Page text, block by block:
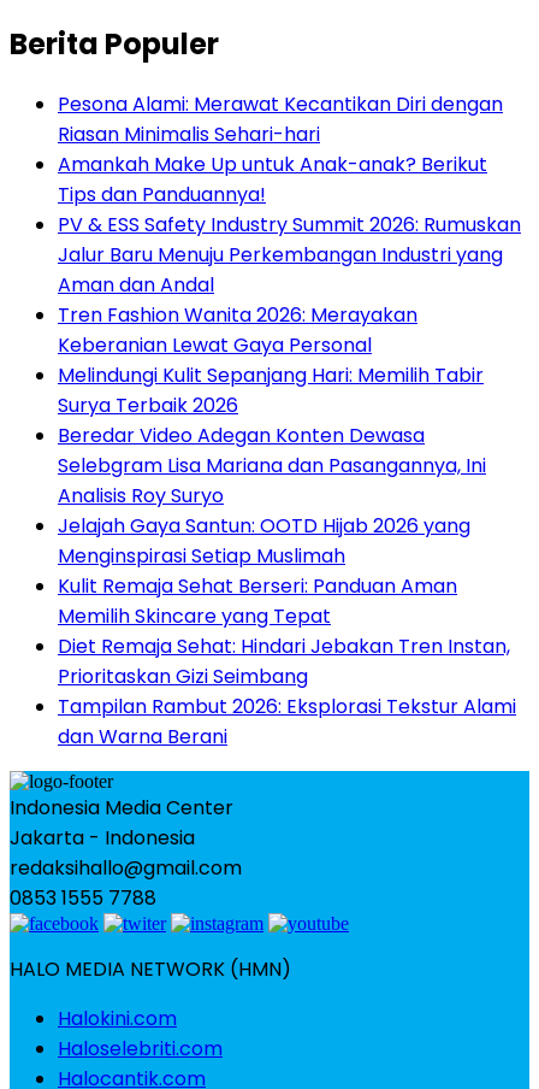
Berita Populer
Pesona Alami: Merawat Kecantikan Diri dengan
Riasan Minimalis Sehari-hari
Amankah Make Up untuk Anak-anak? Berikut
Tips dan Panduannya!
PV & ESS Safety Industry Summit 2026: Rumuskan
Jalur Baru Menuju Perkembangan Industri yang
Aman dan Andal
Tren Fashion Wanita 2026: Merayakan
Keberanian Lewat Gaya Personal
Melindungi Kulit Sepanjang Hari: Memilih Tabir
Surya Terbaik 2026
Beredar Video Adegan Konten Dewasa
Selebgram Lisa Mariana dan Pasangannya, Ini
Analisis Roy Suryo
Jelajah Gaya Santun: OOTD Hijab 2026 yang
Menginspirasi Setiap Muslimah
Kulit Remaja Sehat Berseri: Panduan Aman
Memilih Skincare yang Tepat
Diet Remaja Sehat: Hindari Jebakan Tren Instan,
Prioritaskan Gizi Seimbang
Tampilan Rambut 2026: Eksplorasi Tekstur Alami
dan Warna Berani
Indonesia Media Center
Jakarta - Indonesia
redaksihallo@gmail.com
0853 1555 7788
HALO MEDIA NETWORK (HMN)
Halokini.com
Haloselebriti.com
Halocantik.com